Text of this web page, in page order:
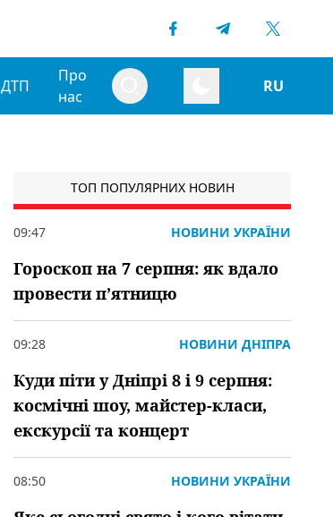
ДТП
Про
нас
RU
ТОП ПОПУЛЯРНИХ НОВИН
09:47 НОВИНИ УКРАЇНИ
Гороскоп на 7 серпня: як вдало
провести пʼятницю
09:28 НОВИНИ ДНІПРА
Куди піти у Дніпрі 8 і 9 серпня:
космічні шоу, майстер-класи,
екскурсії та концерт
08:50 НОВИНИ УКРАЇНИ